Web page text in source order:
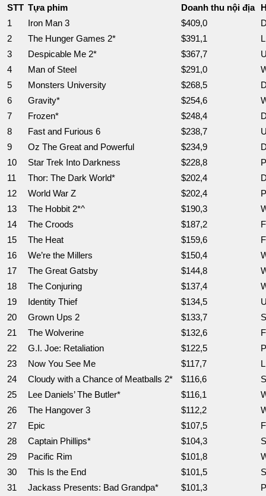
STT Tựa phim Doanh thu nội địa
1
Iron Man 3 $409,0
2
The Hunger Games 2* $391,1
3
Despicable Me 2* $367,7
4
Man of Steel $291,0
5
Monsters University $268,5
6
Gravity* $254,6
7
Frozen* $248,4
8
Fast and Furious 6 $238,7
9
Oz The Great and Powerful $234,9
10
Star Trek Into Darkness $228,8
11
Thor: The Dark World* $202,4
12
World War Z $202,4
13
The Hobbit 2*^ $190,3
14
The Croods $187,2
15
The Heat $159,6
16
We’re the Millers $150,4
17
The Great Gatsby $144,8
18
The Conjuring $137,4
19
Identity Thief $134,5
20
Grown Ups 2 $133,7
21
The Wolverine $132,6
22
G.I. Joe: Retaliation $122,5
23
Now You See Me $117,7
24
Cloudy with a Chance of Meatballs 2* $116,6
25
Lee Daniels’ The Butler* $116,1
26
The Hangover 3 $112,2
27
Epic $107,5
28
Captain Phillips* $104,3
29
Pacific Rim $101,8
30
This Is the End $101,5
31
Jackass Presents: Bad Grandpa* $101,3